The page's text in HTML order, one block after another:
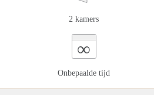
2 kamers
∞
Onbepaalde tijd